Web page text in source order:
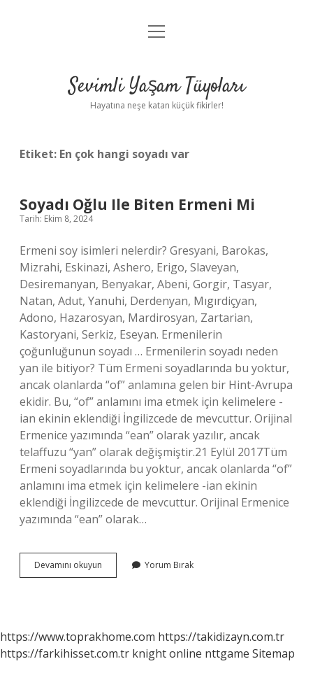
Anasayfa
Yasal Uyarı
menüyü
Sevimli Yaşam Tüyoları
Hayatına neşe katan küçük fikirler!
Etiket: En çok hangi soyadı var
Soyadı Oğlu Ile Biten Ermeni Mi
Tarih: Ekim 8, 2024
Ermeni soy isimleri nelerdir? Gresyani, Barokas,
Mizrahi, Eskinazi, Ashero, Erigo, Slaveyan,
Desiremanyan, Benyakar, Abeni, Gorgir, Tasyar,
Natan, Adut, Yanuhi, Derdenyan, Mıgırdiçyan,
Adono, Hazarosyan, Mardirosyan, Zartarian,
Kastoryani, Serkiz, Eseyan. Ermenilerin
çoğunluğunun soyadı … Ermenilerin soyadı neden
yan ile bitiyor? Tüm Ermeni soyadlarında bu yoktur,
ancak olanlarda “of” anlamına gelen bir Hint-Avrupa
ekidir. Bu, “of” anlamını ima etmek için kelimelere -
ian ekinin eklendiği İngilizcede de mevcuttur. Orijinal
Ermenice yazımında “ean” olarak yazılır, ancak
telaffuzu “yan” olarak değişmiştir.21 Eylül 2017Tüm
Ermeni soyadlarında bu yoktur, ancak olanlarda “of”
anlamını ima etmek için kelimelere -ian ekinin
eklendiği İngilizcede de mevcuttur. Orijinal Ermenice
yazımında “ean” olarak…
Devamını okuyun
Oğlu
Yorum Bırak
https://www.toprakhome.com https://takidizayn.com.tr
https://farkihisset.com.tr knight online nttgame Sitemap